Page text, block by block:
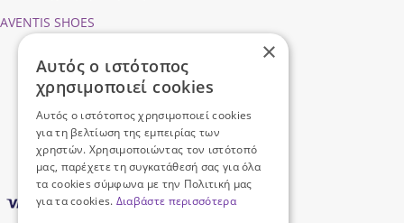
AVENTIS SHOES
Ασφάλεια Συναλλαγών
Προσωπικά Δεδομένα
Όροι Χρήσης
×
Αυτός ο ιστότοπος
χρησιμοποιεί cookies
Αυτός ο ιστότοπος χρησιμοποιεί cookies
για τη βελτίωση της εμπειρίας των
χρηστών. Χρησιμοποιώντας τον ιστότοπό
μας, παρέχετε τη συγκατάθεσή σας για όλα
τα cookies σύμφωνα με την Πολιτική μας
για τα cookies. Διαβάστε περισσότερα